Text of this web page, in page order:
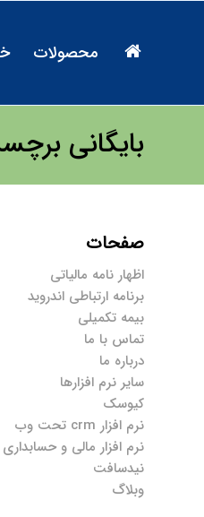
محصولات
بایگانی
صفحات
اظهار نامه مالیاتی
برنامه ارتباطی اندروید
بیمه تکمیلی
تماس با ما
درباره ما
سایر نرم افزارها
کیوسک
نرم افزار crm تحت وب
نرم افزار مالی و حسابداری
نیدسافت
وبلاگ